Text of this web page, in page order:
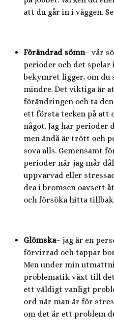
att du går in i väggen.
Förändrad sömn– vår
perioder och det
bekymret ligger, om du
mindre. Det viktiga är
förändringen och ta
ett första tecken på att
något. Jag har perioder
men ändå är trött och
sova alls. Gemensamt
perioder när jag mår
uppvarvad eller
dra i bromsen oavsett
och försöka hitta
Glömska– jag är en
förvirrad och tappar
Men under min
problematik växt till det
ett väldigt vanligt
ord när man är för
om det är ett problem